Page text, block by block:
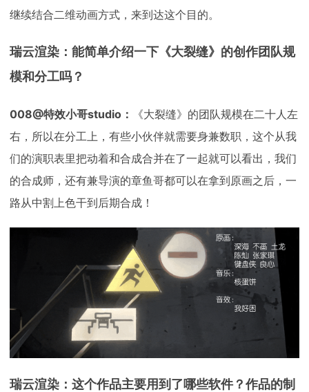
继续结合二维动画方式，来到达这个目的。
瑞云渲染：能简单介绍一下《大裂缝》的创作团队规
模和分工吗？
008@特效小哥studio：
《大裂缝》的团队规模在二十人左
右，所以在分工上，有些小伙伴就需要身兼数职，这个从我
们的演职表里把动着和合成合并在了一起就可以看出，我们
的合成师，还有兼导演的章鱼哥都可以在拿到原画之后，一
路从中割上色干到后期合成！
瑞云渲染：这个作品主要用到了哪些软件？作品的制